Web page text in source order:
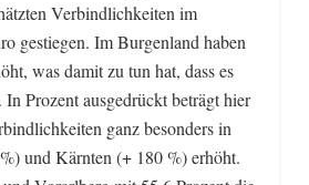
Verbindlichkeiten im
gestiegen. Im Burgenland haben
was damit zu tun hat, dass es
Prozent ausgedrückt beträgt hier
ganz besonders in
und Kärnten (+ 180 %) erhöht.